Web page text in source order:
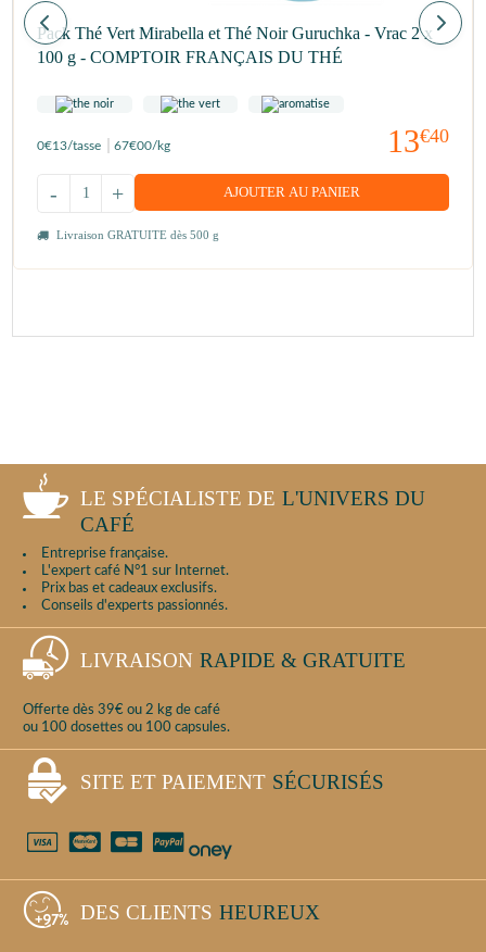
Pack Thé Vert Mirabella et Thé Noir Guruchka - Vrac 2 x
100 g - COMPTOIR FRANÇAIS DU THÉ
13€40
0€13/tasse 67€00/kg
+
- AJOUTER AU PANIER
Livraison GRATUITE dès 500 g
LE SPÉCIALISTE DE L'UNIVERS DU
CAFÉ
Entreprise française.
L'expert café N°1 sur Internet.
Prix bas et cadeaux exclusifs.
Conseils d'experts passionnés.
LIVRAISON RAPIDE & GRATUITE
Offerte dès 39€ ou 2 kg de café
ou 100 dosettes ou 100 capsules.
SITE ET PAIEMENT SÉCURISÉS
DES CLIENTS HEUREUX